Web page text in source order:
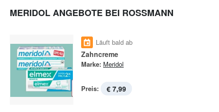
MERIDOL ANGEBOTE BEI ROSSMANN
Läuft bald ab
Zahncreme
Marke: Meridol
Preis: € 7,99